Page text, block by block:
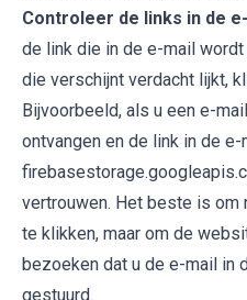
Controleer de links in de
de link die in de e-mail
die verschijnt verdacht lijkt,
Bijvoorbeeld, als u een e-
ontvangen en de link in de
vertrouwen. Het beste is
te klikken, maar om de
bezoeken dat u de e-mail in
gestuurd.